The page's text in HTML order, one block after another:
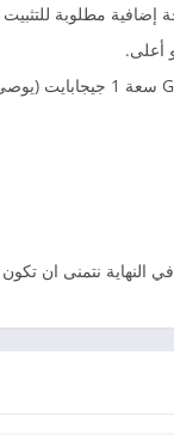
في النهاية نتمنى ان